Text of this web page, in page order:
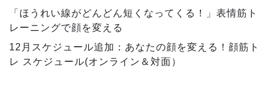
「ほうれい線がどんどん短くなってくる！」表情筋ト
レーニングで顔を変える
12月スケジュール追加：あなたの顔を変える！顔筋ト
レ スケジュール(オンライン＆対面）